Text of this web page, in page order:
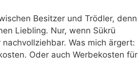
Besitzer und Trödler, denn
Liebling. Nur, wenn Sükrü
Was mich ärgert:
Oder auch Werbekosten für